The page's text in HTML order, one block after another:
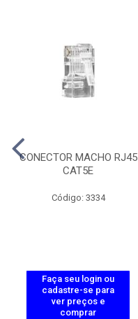
CONECTOR MACHO RJ45
CAT5E
Código: 3334
Faça seu login ou
cadastre-se para
ver preços e
comprar